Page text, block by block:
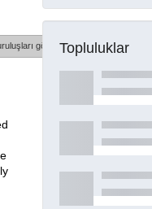
gösterTopluluklar